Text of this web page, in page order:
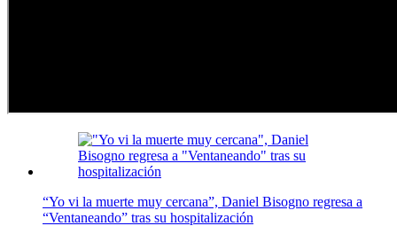
“Yo vi la muerte muy cercana”, Daniel Bisogno regresa a
“Ventaneando” tras su hospitalización